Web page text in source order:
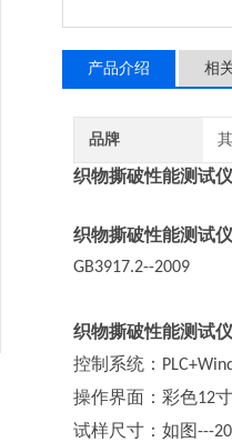
产品介绍 相
品牌
织物撕破性能测试
织物撕破性能测试
GB3917.2--2009
织物撕破性能测试
控制系统：
操作界面：彩色12
试样尺寸：如图---